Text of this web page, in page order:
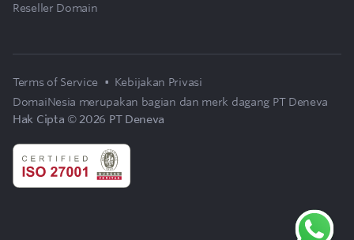
Reseller Domain
Terms of Service • Kebijakan Privasi
DomaiNesia merupakan bagian dan merk dagang PT Deneva
Hak Cipta © 2026 PT Deneva